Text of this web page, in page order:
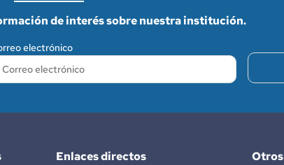
de interés sobre nuestra institución.
electrónico
Enlaces directos